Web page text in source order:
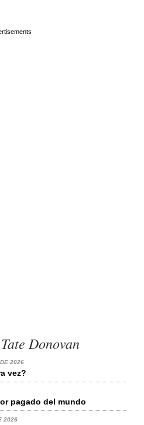
Donovan
2026
vez?
pagado del mundo
2026